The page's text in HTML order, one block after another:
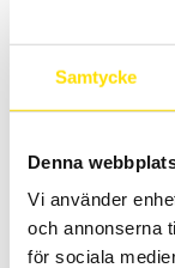
Samtycke
Denna
Vi använder
och annonserna
för sociala
inställbar
djupare. För
elkablar eller
Passar utmärkt